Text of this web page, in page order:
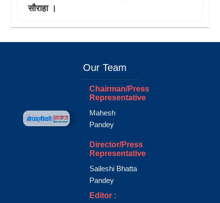
साैराहा ।
Our Team
Chairman/Press
Representative
Mahesh
Pandey
Director/Press
Representative
Saileshi Bhatta
Pandey
Editor :